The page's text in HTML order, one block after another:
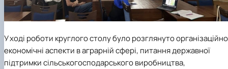
У ході роботи круглого столу було розглянуто
економічні аспекти в аграрній сфері, питання державної
підтримки сільськогосподарського виробництва,